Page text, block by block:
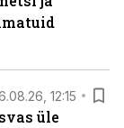
12:15
üle